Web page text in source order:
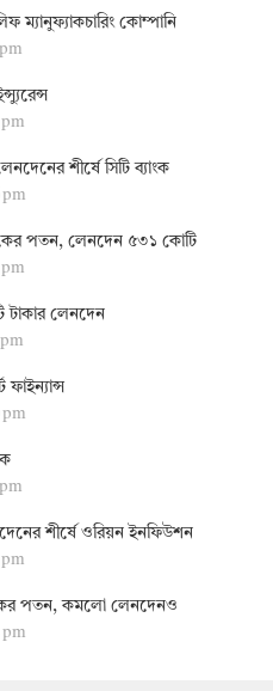
ম্যানুফ্যাকচারিং কোম্পানি
pm
শীর্ষে সিটি ব্যাংক
pm
পতন, লেনদেন ৫৩১ কোটি
pm
টাকার লেনদেন
ফাইন্যান্স
pm
শীর্ষে ওরিয়ন ইনফিউশন
pm
পতন, কমলো লেনদেনও
pm